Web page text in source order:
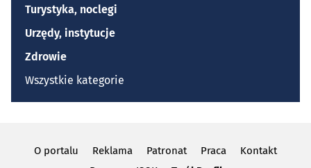
Turystyka, noclegi
Urzędy, instytucje
Zdrowie
Wszystkie kategorie
O portalu Reklama Patronat Praca
Kontakt